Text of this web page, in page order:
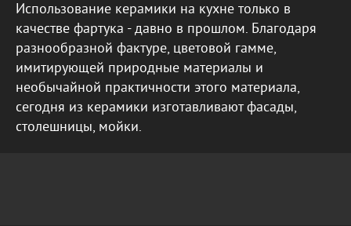
Использование керамики на кухне только в
качестве фартука - давно в прошлом. Благодаря
разнообразной фактуре, цветовой гамме,
имитирующей природные материалы и
необычайной практичности этого материала,
сегодня из керамики изготавливают фасады,
столешницы, мойки.